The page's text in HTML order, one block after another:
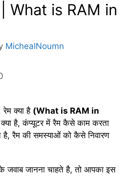
| What is RAM in
MichealNoumn
क्या है (What is RAM in
है, कंप्यूटर में रैम कैसे काम करता
रैम की समस्याओं को कैसे निवारण
जवाब जानना चाहते है, तो आपका इस